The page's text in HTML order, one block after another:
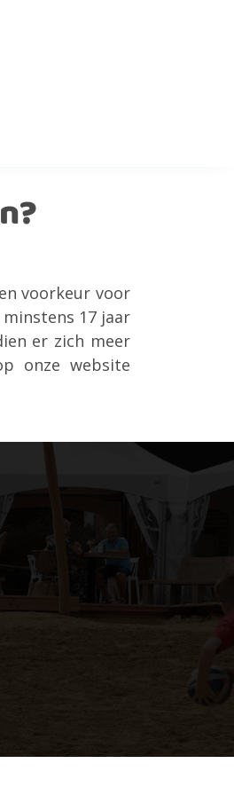
voorkeur voor
17 jaar
er zich meer
onze website